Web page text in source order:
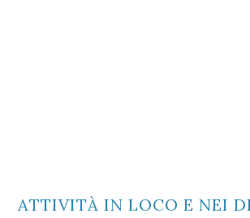
ATTIVITÀ IN LOCO E NEI